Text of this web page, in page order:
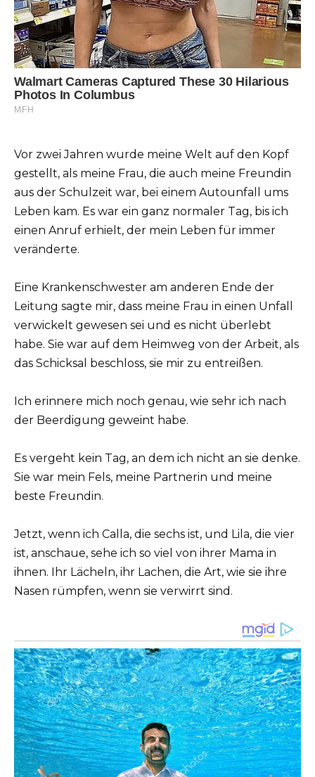
Vor zwei Jahren wurde meine Welt auf den Kopf
gestellt, als meine Frau, die auch meine Freundin
aus der Schulzeit war, bei einem Autounfall ums
Leben kam. Es war ein ganz normaler Tag, bis ich
einen Anruf erhielt, der mein Leben für immer
veränderte.
Eine Krankenschwester am anderen Ende der
Leitung sagte mir, dass meine Frau in einen Unfall
verwickelt gewesen sei und es nicht überlebt
habe. Sie war auf dem Heimweg von der Arbeit, als
das Schicksal beschloss, sie mir zu entreißen.
Ich erinnere mich noch genau, wie sehr ich nach
der Beerdigung geweint habe.
Es vergeht kein Tag, an dem ich nicht an sie denke.
Sie war mein Fels, meine Partnerin und meine
beste Freundin.
Jetzt, wenn ich Calla, die sechs ist, und Lila, die vier
ist, anschaue, sehe ich so viel von ihrer Mama in
ihnen. Ihr Lächeln, ihr Lachen, die Art, wie sie ihre
Nasen rümpfen, wenn sie verwirrt sind.